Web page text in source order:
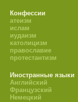
Конфессии
атеизм
ислам
иудаизм
католицизм
православие
протестантизм
Иностранные языки
Английский
Французский
Немецкий